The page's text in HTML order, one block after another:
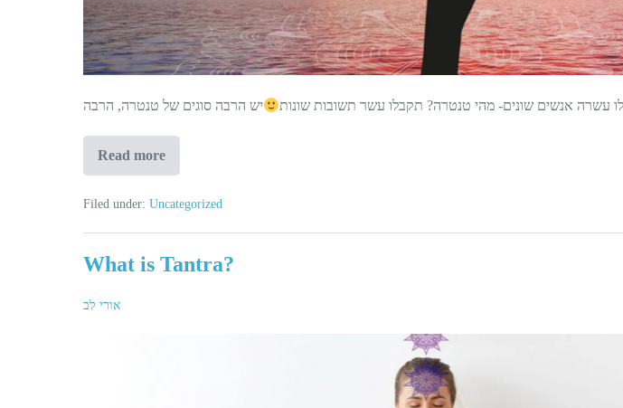
עשרה אנשים שונים- מהי טנטרה? תקבלו עשר תשובות שונות
Read more
Tantra
as
Way
Life
Filed under: Uncategorized
What is Tantra?
אורי לב